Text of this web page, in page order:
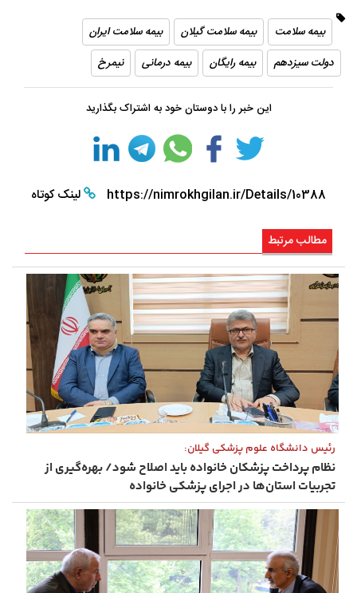
بیمه سلامت بیمه سلامت گیلان
بیمه سلامت ایران
دولت سیزدهم
بیمه رایگان بیمه درمانی نیمرخ
این خبر را با دوستان خود به اشتراک بگذارید
https://nimrokhgilan.ir/Details/10388 لینک کوتاه
مطالب مرتبط
رئیس دانشگاه علوم پزشکی گیلان:
نظام پرداخت پزشکان خانواده باید اصلاح شود/ بهره‌گیری از
تجربیات استان‌ها در اجرای پزشکی خانواده